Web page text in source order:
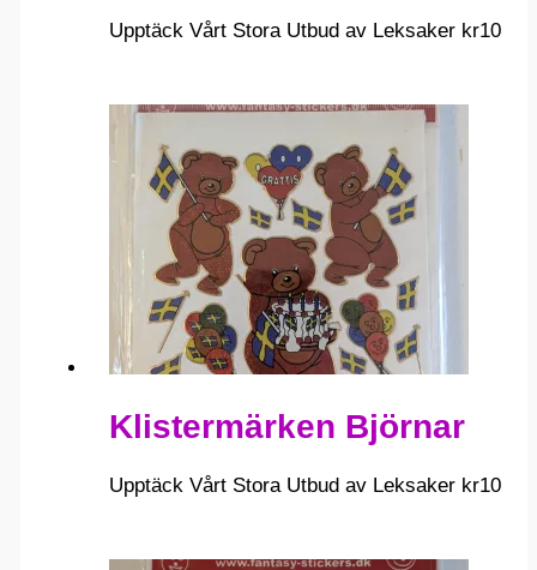
Upptäck Vårt Stora Utbud av Leksaker kr10
Klistermärken Björnar
Upptäck Vårt Stora Utbud av Leksaker kr10